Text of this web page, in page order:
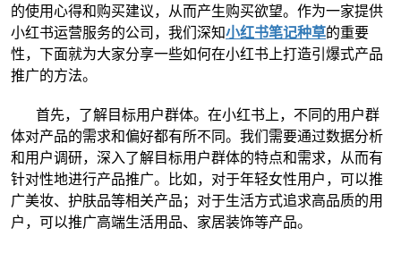
的使用心得和购买建议，从而产生购买欲望。作为一家提供
小红书运营服务的公司，我们深知小红书笔记种草的重要
性，下面就为大家分享一些如何在小红书上打造引爆式产品
推广的方法。
首先，了解目标用户群体。在小红书上，不同的用户群
体对产品的需求和偏好都有所不同。我们需要通过数据分析
和用户调研，深入了解目标用户群体的特点和需求，从而有
针对性地进行产品推广。比如，对于年轻女性用户，可以推
广美妆、护肤品等相关产品；对于生活方式追求高品质的用
户，可以推广高端生活用品、家居装饰等产品。